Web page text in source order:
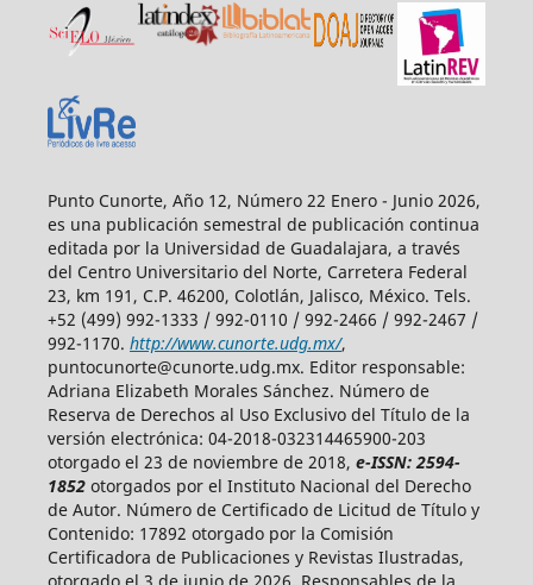
Punto Cunorte, Año 12, Número 22 Enero - Junio 2026,
es una publicación semestral de publicación continua
editada por la Universidad de Guadalajara, a través
del Centro Universitario del Norte, Carretera Federal
23, km 191, C.P. 46200, Colotlán, Jalisco, México. Tels.
+52 (499) 992-1333 / 992-0110 / 992-2466 / 992-2467 /
992-1170. http://www.cunorte.udg.mx/,
puntocunorte@cunorte.udg.mx. Editor responsable:
Adriana Elizabeth Morales Sánchez. Número de
Reserva de Derechos al Uso Exclusivo del Título de la
versión electrónica: 04-2018-032314465900-203
otorgado el 23 de noviembre de 2018, e-ISSN: 2594-
1852otorgados por el Instituto Nacional del Derecho
de Autor. Número de Certificado de Licitud de Título y
Contenido: 17892 otorgado por la Comisión
Certificadora de Publicaciones y Revistas Ilustradas,